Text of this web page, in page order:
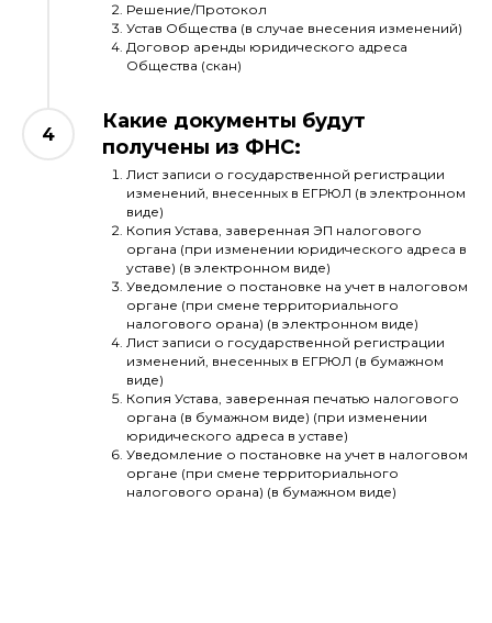
Решение/Протокол
Устав Общества (в случае внесения изменений)
Договор аренды юридического адреса
Общества (скан)
Какие документы будут
получены из ФНС:
Лист записи о государственной регистрации
изменений, внесенных в ЕГРЮЛ (в электронном
виде)
Копия Устава, заверенная ЭП налогового
органа (при изменении юридического адреса в
уставе) (в электронном виде)
Уведомление о постановке на учет в налоговом
органе (при смене территориального
налогового орана) (в электронном виде)
Лист записи о государственной регистрации
изменений, внесенных в ЕГРЮЛ (в бумажном
виде)
Копия Устава, заверенная печатью налогового
органа (в бумажном виде) (при изменении
юридического адреса в уставе)
Уведомление о постановке на учет в налоговом
органе (при смене территориального
налогового орана) (в бумажном виде)